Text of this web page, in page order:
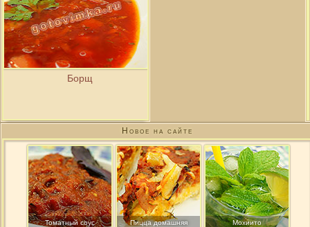
Борщ
Новое на сайте
Мохиито
Пицца домашняя
Томатный соус